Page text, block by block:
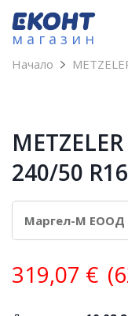
магазин
Начало
240/50
319,07 €